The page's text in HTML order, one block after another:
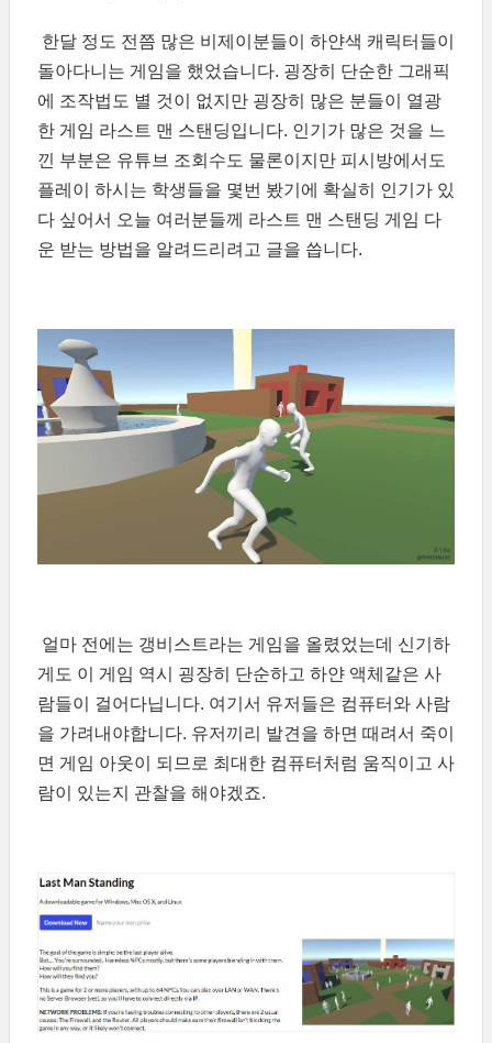
한달 정도 전쯤 많은 비제이분들이 하얀색 캐릭터들이
돌아다니는 게임을 했었습니다. 굉장히 단순한 그래픽
에 조작법도 별 것이 없지만 굉장히 많은 분들이 열광
한 게임 라스트 맨 스탠딩입니다. 인기가 많은 것을 느
낀 부분은 유튜브 조회수도 물론이지만 피시방에서도
플레이 하시는 학생들을 몇번 봤기에 확실히 인기가 있
다 싶어서 오늘 여러분들께 라스트 맨 스탠딩 게임 다
운 받는 방법을 알려드리려고 글을 씁니다.
얼마 전에는 갱비스트라는 게임을 올렸었는데 신기하
게도 이 게임 역시 굉장히 단순하고 하얀 액체같은 사
람들이 걸어다닙니다. 여기서 유저들은 컴퓨터와 사람
을 가려내야합니다. 유저끼리 발견을 하면 때려서 죽이
면 게임 아웃이 되므로 최대한 컴퓨터처럼 움직이고 사
람이 있는지 관찰을 해야겠죠.